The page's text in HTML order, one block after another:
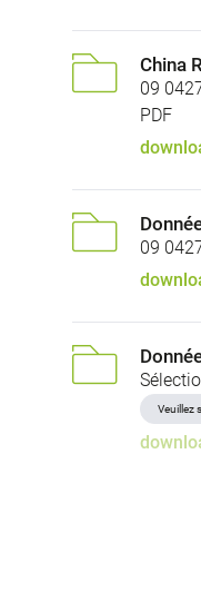
China
09
PDF
09